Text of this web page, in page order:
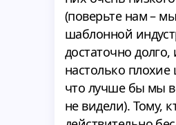
(поверьте нам –
шаблонной
достаточно
настолько
что лучше бы мы
не видели). Тому,